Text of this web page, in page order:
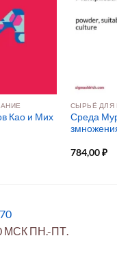
Као и Мих
Среда
784,00₽
МСК ПН.-ПТ.